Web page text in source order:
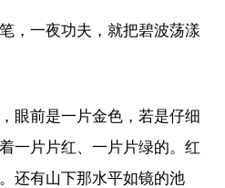
，一夜功夫，就把碧波荡漾
眼前是一片金色，若是仔细
一片片红、一片片绿的。红
还有山下那水平如镜的池